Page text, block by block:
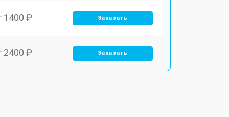
1400 ₽ Заказать
2400 ₽ Заказать